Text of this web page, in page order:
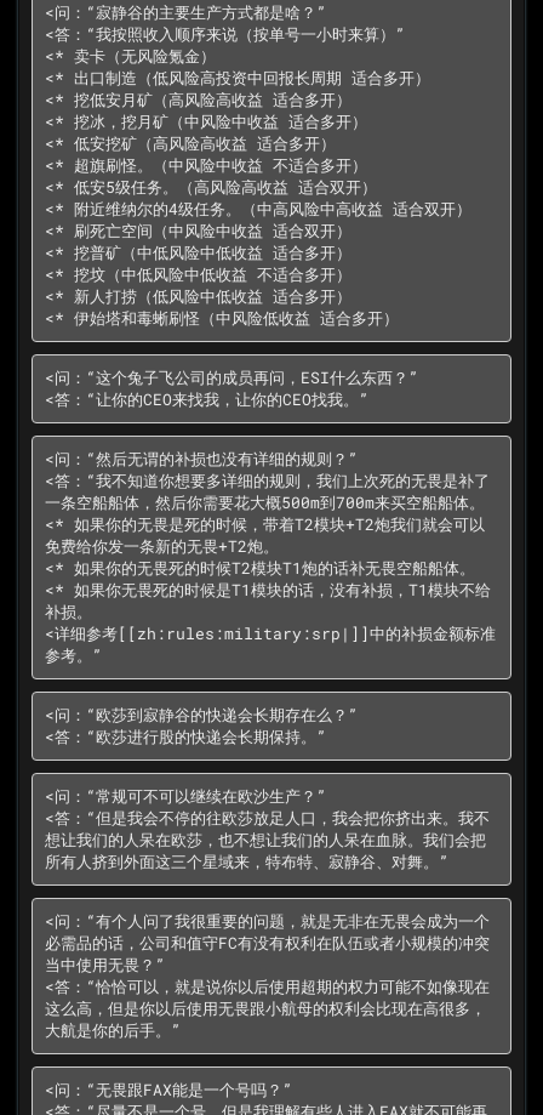
<问：“寂静谷的主要生产方式都是啥？”
<答：“我按照收入顺序来说（按单号一小时来算）”
<* 卖卡（无风险氪金）
<* 出口制造（低风险高投资中回报长周期 适合多开）
<* 挖低安月矿（高风险高收益 适合多开）
<* 挖冰，挖月矿（中风险中收益 适合多开）
<* 低安挖矿（高风险高收益 适合多开）
<* 超旗刷怪。（中风险中收益 不适合多开）
<* 低安5级任务。（高风险高收益 适合双开）
<* 附近维纳尔的4级任务。（中高风险中高收益 适合双开）
<* 刷死亡空间（中风险中收益 适合双开）
<* 挖普矿（中低风险中低收益 适合多开）
<* 挖坟（中低风险中低收益 不适合多开）
<* 新人打捞（低风险中低收益 适合多开）
<* 伊始塔和毒蜥刷怪（中风险低收益 适合多开）
<问：“这个兔子飞公司的成员再问，ESI什么东西？”
<答：“让你的CEO来找我，让你的CEO找我。”
<问：“然后无谓的补损也没有详细的规则？”
<答：“我不知道你想要多详细的规则，我们上次死的无畏是补了
一条空船船体，然后你需要花大概500m到700m来买空船船体。
<* 如果你的无畏是死的时候，带着T2模块+T2炮我们就会可以
免费给你发一条新的无畏+T2炮。
<* 如果你的无畏死的时候T2模块T1炮的话补无畏空船船体。
<* 如果你无畏死的时候是T1模块的话，没有补损，T1模块不给
补损。
<详细参考[[zh:rules:military:srp|]]中的补损金额标准
参考。”
<问：“欧莎到寂静谷的快递会长期存在么？”
<答：“欧莎进行股的快递会长期保持。”
<问：“常规可不可以继续在欧沙生产？”
<答：“但是我会不停的往欧莎放足人口，我会把你挤出来。我不
想让我们的人呆在欧莎，也不想让我们的人呆在血脉。我们会把
所有人挤到外面这三个星域来，特布特、寂静谷、对舞。”
<问：“有个人问了我很重要的问题，就是无非在无畏会成为一个
必需品的话，公司和值守FC有没有权利在队伍或者小规模的冲突
当中使用无畏？”
<答：“恰恰可以，就是说你以后使用超期的权力可能不如像现在
这么高，但是你以后使用无畏跟小航母的权利会比现在高很多，
大航是你的后手。”
<问：“无畏跟FAX能是一个号吗？”